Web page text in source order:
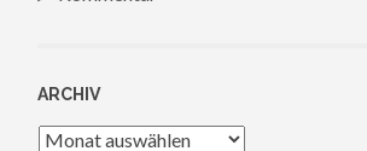
ARCHIV
Archiv